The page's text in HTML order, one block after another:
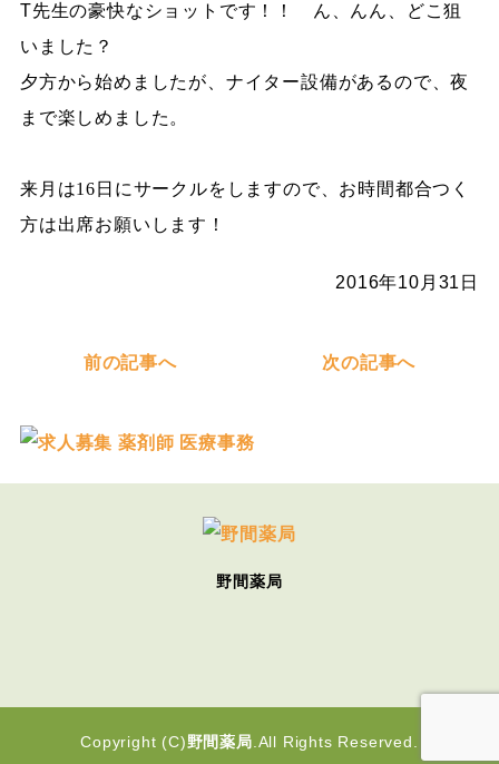
T先生の豪快なショットです！！ ん、んん、どこ狙
いました？
夕方から始めましたが、ナイター設備があるので、夜
まで楽しめました。
来月は16 日にサークルをしますので、お時間都合つく
方は出席お願いします！
2016年10月31日
前の記事へ 次の記事へ
野間薬局
Copyright (C)野間薬局 .All Rights Reserved.